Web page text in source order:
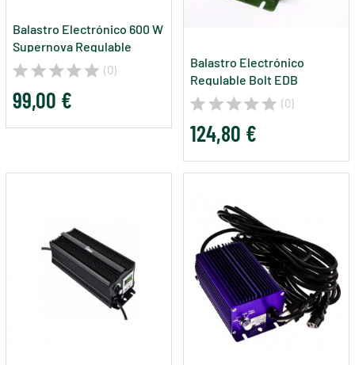
Balastro Electrónico 600 W
Supernova Regulable
(0)
99,00 €
Balastro Electrónico
Regulable Bolt EDB
(0)
124,80 €